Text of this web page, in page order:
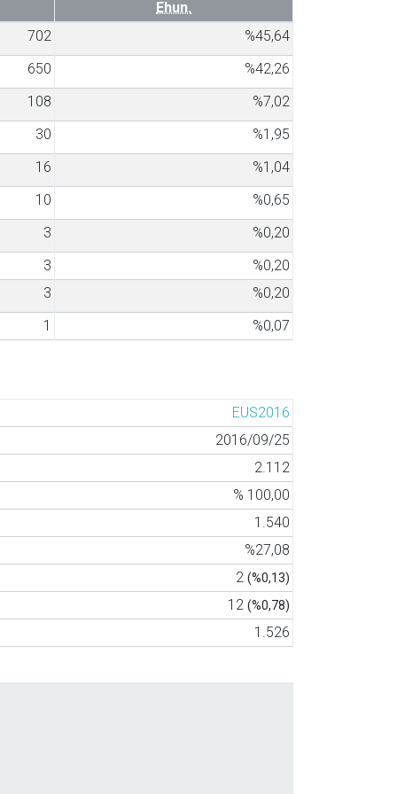
Ehun.
702
%45,64
650
%42,26
108
%7,02
30
%1,95
16
%1,04
10
%0,65
3
%0,20
3
%0,20
3
%0,20
1 %0,07
EUS2016
2016/09/25
2.112
% 100,00
1.540
%27,08
2 (%0,13)
12 (%0,78)
1.526